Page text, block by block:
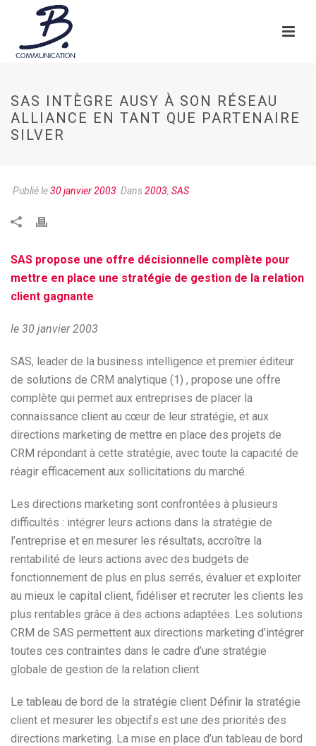
SAS INTÈGRE AUSY À SON RÉSEAU
ALLIANCE EN TANT QUE PARTENAIRE
SILVER
Publié le30 janvier 2003 Dans2003, SAS
SAS propose une offre décisionnelle complète pour
mettre en place une stratégie de gestion de la relation
client gagnante
le 30 janvier 2003
SAS, leader de la business intelligence et premier éditeur
de solutions de CRM analytique (1) , propose une offre
complète qui permet aux entreprises de placer la
connaissance client au cœur de leur stratégie, et aux
directions marketing de mettre en place des projets de
CRM répondant à cette stratégie, avec toute la capacité de
réagir efficacement aux sollicitations du marché.
Les directions marketing sont confrontées à plusieurs
difficultés : intégrer leurs actions dans la stratégie de
l’entreprise et en mesurer les résultats, accroître la
rentabilité de leurs actions avec des budgets de
fonctionnement de plus en plus serrés, évaluer et exploiter
au mieux le capital client, fidéliser et recruter les clients les
plus rentables grâce à des actions adaptées. Les solutions
CRM de SAS permettent aux directions marketing d’intégrer
toutes ces contraintes dans le cadre d’une stratégie
globale de gestion de la relation client.
Le tableau de bord de la stratégie client Définir la stratégie
client et mesurer les objectifs est une des priorités des
directions marketing. La mise en place d’un tableau de bord